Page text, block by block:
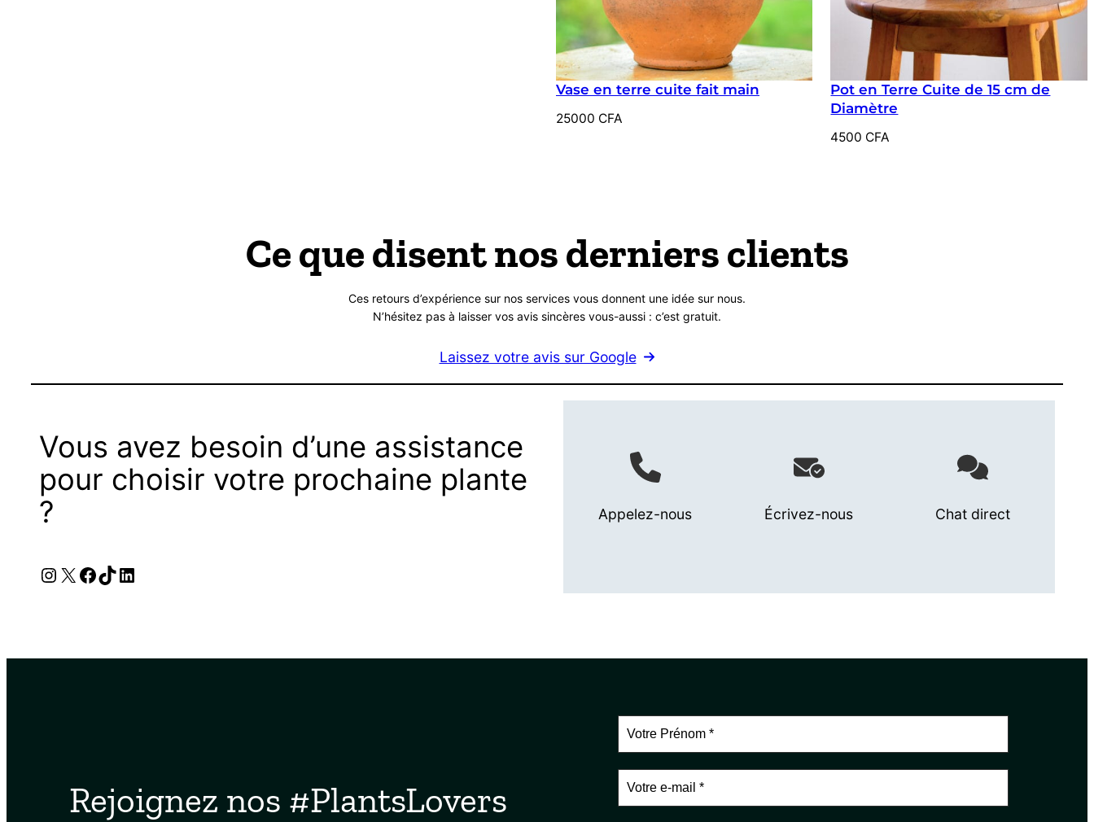
Vase en terre cuite fait main
25000 CFA
Pot en Terre Cuite de 15 cm de
Diamètre
4500 CFA
Ce que disent nos derniers clients
Ces retours d’expérience sur nos services vous donnent une idée sur nous.
N’hésitez pas à laisser vos avis sincères vous-aussi : c’est gratuit.
Laissez votre avis sur Google
Vous avez besoin d’une assistance
pour choisir votre prochaine plante
?
Instagram
X Facebook
TikTok
LinkedIn
Appelez-nous Écrivez-nous Chat direct
Rejoignez nos #PlantsLovers